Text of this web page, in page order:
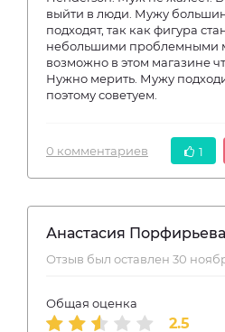
выйти в люди. Мужу
подходят, так как фигура
небольшими проблемными
возможно в этом магазине
Нужно мерить. Мужу
поэтому советуем.
0 комментариев 1
Анастасия Порфирьева
Отзыв был
Общая оценка
2.5